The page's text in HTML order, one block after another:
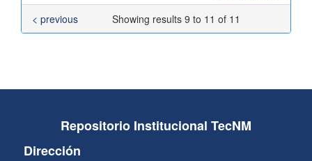
Showing results 9 to 11 of 11
< previous
Repositorio Institucional TecNM
Dirección